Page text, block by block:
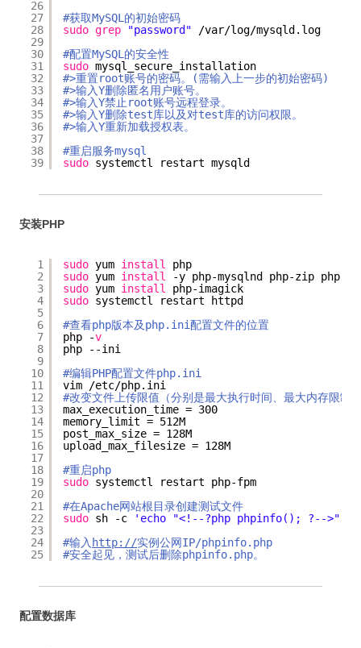
26
27
28
29
30
31
32
33
34
35
36
37
38
39
#获取MySQL的初始密码
sudo grep "password" /var/log/mysqld .log
#配置MySQL的安全性
sudo mysql_secure_installation
#>重置root账号的密码。(需输入上一步的初始密码)
#>输入Y删除匿名用户账号。
#>输入Y禁止root账号远程登录。
#>输入Y删除test库以及对test库的访问权限。
#>输入Y重新加载授权表。
#重启服务mysql
sudo systemctl restart mysqld
安装PHP
1
2
3
4
5
6
7
8
9
10
11
12
13
14
15
16
17
18
19
20
21
22
23
24
25
sudo yum install
php
sudo yum install
-y php-mysqlnd php-zip php-
sudo yum install
php-imagick
sudo systemctl restart httpd
#查看php版本及php.ini配置文件的位置
php -v
php --ini
#编辑PHP配置文件php.ini
vim /etc/php.ini
#改变文件上传限值（分别是最大执行时间、最大内存限制
max_execution_time = 300
memory_limit = 512M
post_max_size = 128M
upload_max_filesize = 128M
#重启php
sudo systemctl restart php-fpm
#在Apache网站根目录创建测试文件
sudo sh -c
'echo "<!--?php phpinfo(); ?-->" >
#输入 http://实例公网IP/phpinfo.php
#安全起见，测试后删除phpinfo.php。
配置数据库